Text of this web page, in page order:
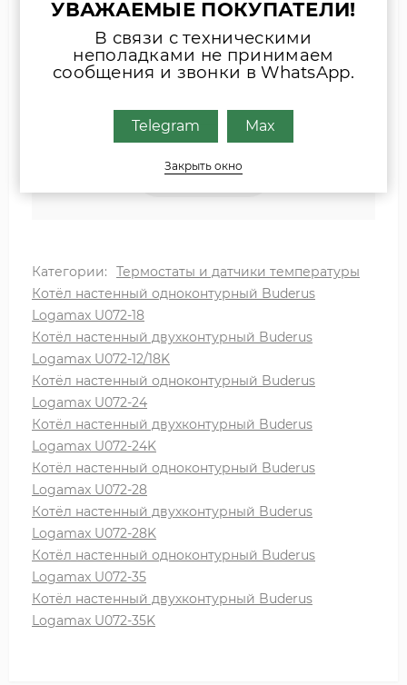
Наши специалисты свяжутся с Вами.
INFO@ZIPKOTLY.RU
MAX
TELEGRAM
Категории:
Термостаты и датчики температуры
Котёл настенный одноконтурный Buderus
Logamax U072-18
Котёл настенный двухконтурный Buderus
Logamax U072-12/18K
Котёл настенный одноконтурный Buderus
Logamax U072-24
Котёл настенный двухконтурный Buderus
Logamax U072-24K
Котёл настенный одноконтурный Buderus
Logamax U072-28
Котёл настенный двухконтурный Buderus
Logamax U072-28K
Котёл настенный одноконтурный Buderus
Logamax U072-35
Котёл настенный двухконтурный Buderus
Logamax U072-35K
УВАЖАЕМЫЕ ПОКУПАТЕЛИ!
В связи с техническими
неполадками не принимаем
сообщения и звонки в WhatsApp.
Telegram Max
Закрыть окно